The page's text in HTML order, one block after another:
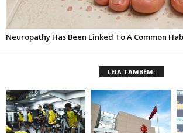
LEIA TAMBÉM: